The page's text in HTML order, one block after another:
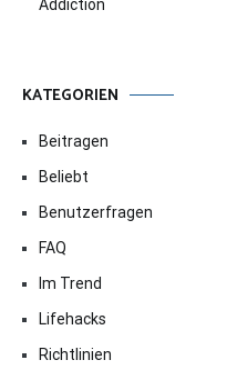
Addiction
KATEGORIEN
Beitragen
Beliebt
Benutzerfragen
FAQ
Im Trend
Lifehacks
Richtlinien